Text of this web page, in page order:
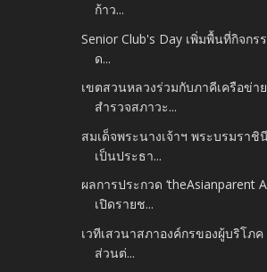
ก้าว...
Senior Club's Day เพิ่มพื้นที่กิจกร
ด...
เขตสวนหลวงร่วมกับภาคีเครือข่า
สำรวจสภาวะ...
สมเด็จพระนางเจ้าฯ พระบรมราชิ
เป็นประธา...
ผลการประกวด ‘theAsianparent
เปิดรายช...
เวทีเสวนาสภาองค์กรของผู้บริโภ
ส่วนต่...